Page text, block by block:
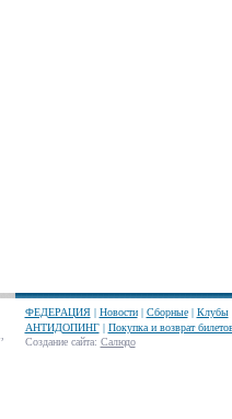
ФЕДЕРАЦИЯ| Новости| Сборные| Клубы
АНТИДОПИНГ| Покупка и возврат
Создание сайта: Салюдо